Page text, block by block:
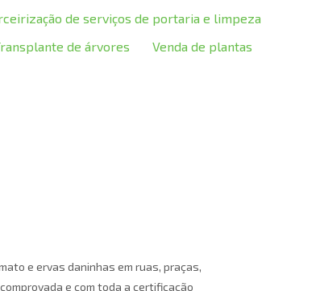
de serviços de portaria e limpeza
de árvores
Venda de plantas
e ervas daninhas em ruas, praças,
e com toda a certificação